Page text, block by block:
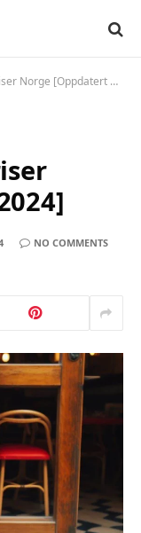
Norge [Oppdatert 2024]
NO COMMENTS